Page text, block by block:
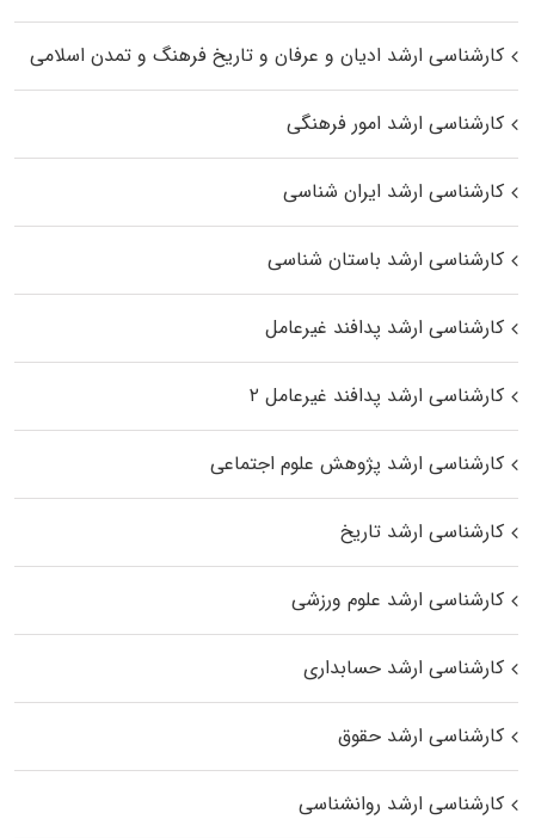
کارشناسی ارشد ادیان و عرفان و تاریخ فرهنگ و تمدن اسلامی
کارشناسی ارشد امور فرهنگی
کارشناسی ارشد ایران شناسی
کارشناسی ارشد باستان شناسی
کارشناسی ارشد پدافند غیرعامل
کارشناسی ارشد پدافند غیرعامل ۲
کارشناسی ارشد پژوهش علوم اجتماعی
کارشناسی ارشد تاریخ
کارشناسی ارشد علوم ورزشی
کارشناسی ارشد حسابداری
کارشناسی ارشد حقوق
کارشناسی ارشد روانشناسی